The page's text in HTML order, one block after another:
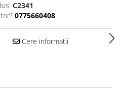
C2341
0775660408
Cere informatii